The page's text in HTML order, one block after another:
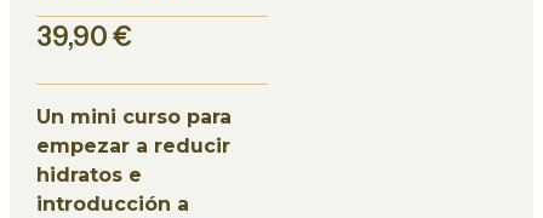
39,90€
Un mini curso para
empezar a reducir
hidratos e
introducción a